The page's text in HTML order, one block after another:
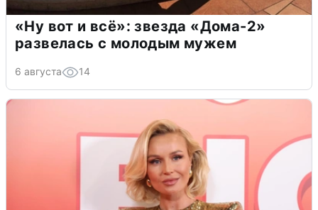
«Ну вот и всё»: звезда «Дома-2»
развелась с молодым мужем
6 августа 14